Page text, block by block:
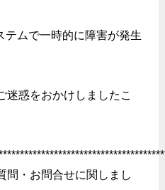
テムで一時的に障害が発生
迷惑をおかけしましたこ
問・お問合せに関しまし